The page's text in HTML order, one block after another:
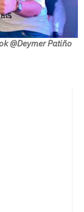
@Deymer Patiño